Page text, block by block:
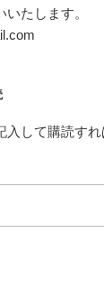
たします。
入して購読す